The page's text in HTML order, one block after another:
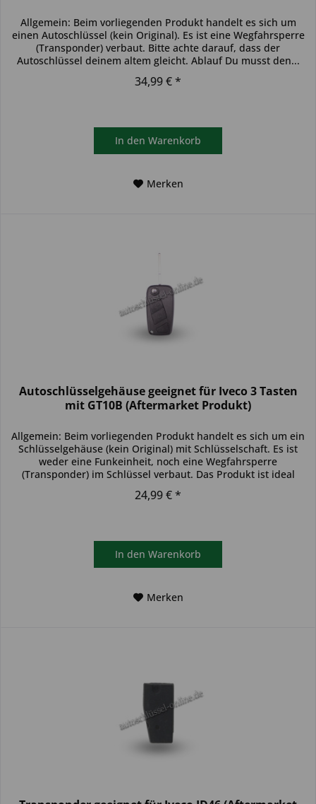
Allgemein: Beim vorliegenden Produkt handelt es sich um
einen Autoschlüssel (kein Original). Es ist eine Wegfahrsperre
(Transponder) verbaut. Bitte achte darauf, dass der
Autoschlüssel deinem altem gleicht. Ablauf Du musst den...
34,99 € *
In den Warenkorb
Merken
Autoschlüsselgehäuse geeignet für Iveco 3 Tasten
mit GT10B (Aftermarket Produkt)
Allgemein: Beim vorliegenden Produkt handelt es sich um ein
Schlüsselgehäuse (kein Original) mit Schlüsselschaft. Es ist
weder eine Funkeinheit, noch eine Wegfahrsperre
(Transponder) im Schlüssel verbaut. Das Produkt ist ideal
24,99 € *
In den Warenkorb
Merken